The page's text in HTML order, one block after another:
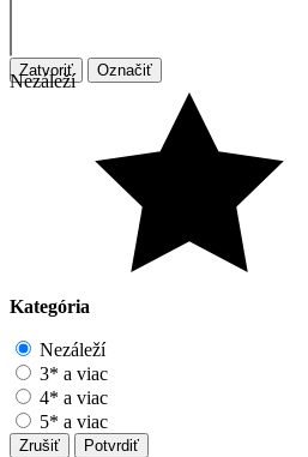
Zatvoriť Označiť
Nezáleží
Kategória
Nezáleží
3* a viac
4* a viac
5* a viac
Zrušiť Potvrdiť